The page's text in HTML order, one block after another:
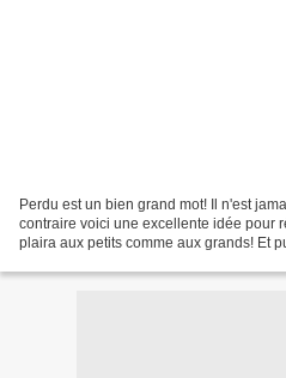
Perdu est un bien grand mot! Il n'est
contraire voici une excellente idée pour
plaira aux petits comme aux grands! Et